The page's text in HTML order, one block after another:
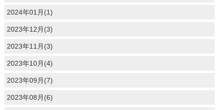
2024年01月(1)
2023年12月(3)
2023年11月(3)
2023年10月(4)
2023年09月(7)
2023年08月(6)